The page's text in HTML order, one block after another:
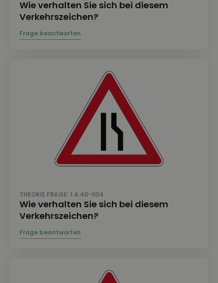
Wie verhalten Sie sich bei diesem
Verkehrszeichen?
THEORIE FRAGE: 1.4.40-004
Wie verhalten Sie sich bei diesem
Verkehrszeichen?